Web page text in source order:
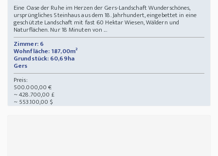
Eine Oase der Ruhe im Herzen der Gers-Landschaft Wunderschönes,
ursprüngliches Steinhaus aus dem 18. Jahrhundert, eingebettet in eine
geschützte Landschaft mit fast 60 Hektar Wiesen, Wäldern und
Naturflächen. Nur 18 Minuten von ...
Zimmer: 6
Wohnfläche: 187,00m²
Grundstück: 60,69ha
Gers
Preis:
500.000,00 €
~ 428.700,00 £
~ 553.100,00 $